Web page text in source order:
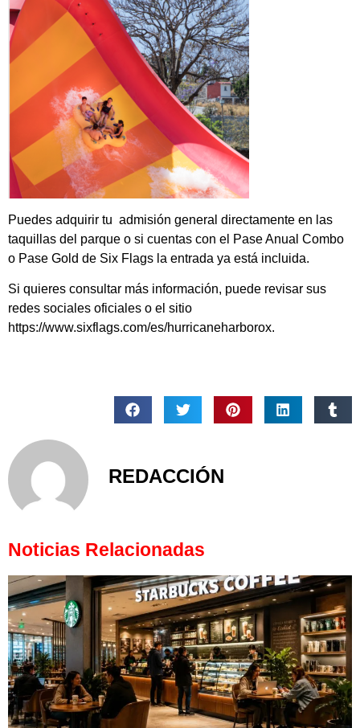
Puedes adquirir tu admisión general directamente en las
taquillas del parque o si cuentas con el Pase Anual Combo
o Pase Gold de Six Flags la entrada ya está incluida.
Si quieres consultar más información, puede revisar sus
redes sociales oficiales o el sitio
https://www.sixflags.com/es/hurricaneharborox.
REDACCIÓN
Noticias Relacionadas